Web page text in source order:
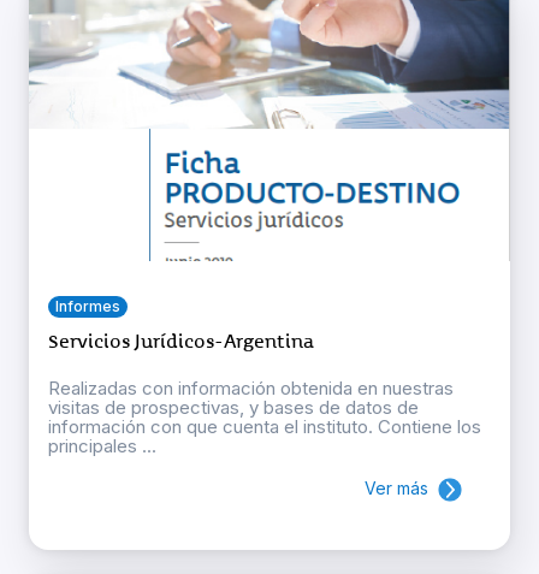
Informes
Servicios Jurídicos- Argentina
Realizadas con información obtenida en nuestras
visitas de prospectivas, y bases de datos de
información con que cuenta el instituto. Contiene los
principales ...
Ver más